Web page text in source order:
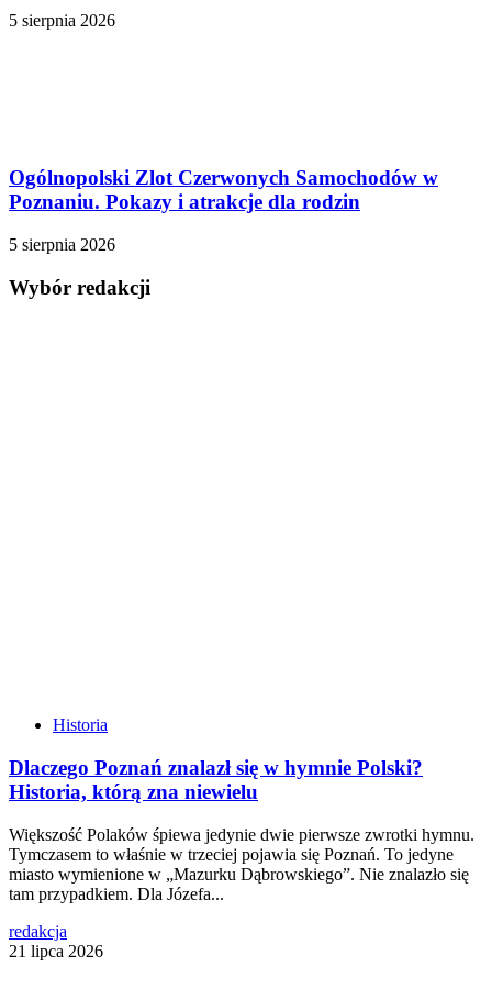
5 sierpnia 2026
Ogólnopolski Zlot Czerwonych Samochodów w
Poznaniu. Pokazy i atrakcje dla rodzin
5 sierpnia 2026
Wybór redakcji
Historia
Dlaczego Poznań znalazł się w hymnie Polski?
Historia, którą zna niewielu
Większość Polaków śpiewa jedynie dwie pierwsze zwrotki hymnu.
Tymczasem to właśnie w trzeciej pojawia się Poznań. To jedyne
miasto wymienione w „Mazurku Dąbrowskiego”. Nie znalazło się
tam przypadkiem. Dla Józefa...
redakcja
21 lipca 2026